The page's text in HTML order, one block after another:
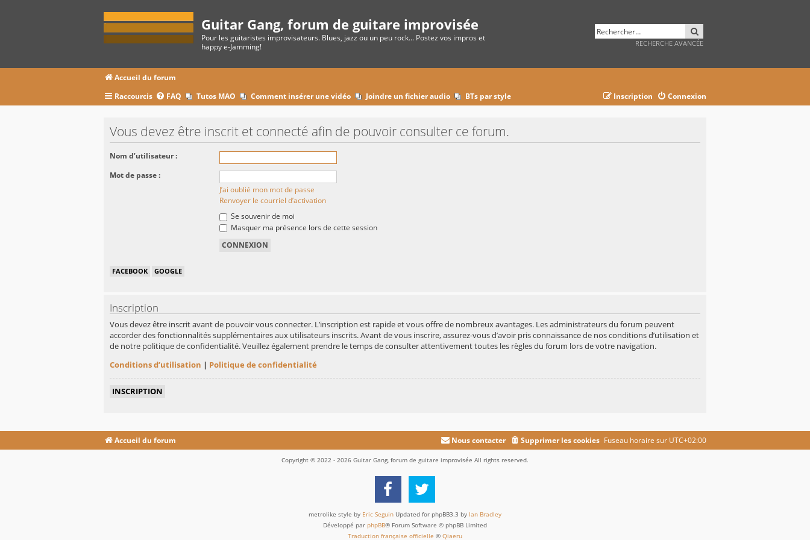
Guitar Gang, forum de guitare improvisée
Pour les guitaristes improvisateurs. Blues, jazz ou un peu rock... Postez vos impros et
happy e-Jamming!
RECHERCHE AVANCÉE
Accueil du forum
Raccourcis
FAQ Tutos MAO Comment insérer une vidéo Joindre un fichier audio BTs par style Connexion
Inscription
Vous devez être inscrit et connecté afin de pouvoir consulter ce forum.
Nom d’utilisateur :
Mot de passe :
J’ai oublié mon mot de passe
Renvoyer le courriel d’activation
Se souvenir de moi
Masquer ma présence lors de cette session
FACEBOOK GOOGLE
Inscription
Vous devez être inscrit avant de pouvoir vous connecter. L’inscription est rapide et vous offre de nombreux avantages. Les administrateurs du forum peuvent
accorder des fonctionnalités supplémentaires aux utilisateurs inscrits. Avant de vous inscrire, assurez-vous d’avoir pris connaissance de nos conditions d’utilisation et
de notre politique de confidentialité. Veuillez également prendre le temps de consulter attentivement toutes les règles du forum lors de votre navigation.
Conditions d’utilisation | Politique de confidentialité
INSCRIPTION
Accueil du forum Fuseau horaire sur UTC+02:00
Supprimer les cookies
Nous contacter
Copyright © 2022 - 2026 Guitar Gang, forum de guitare improvisée All rights reserved.
metrolike style by Eric Seguin Updated for phpBB3.3 by Ian Bradley
Développé par phpBB® Forum Software © phpBB Limited
Traduction française officielle © Qiaeru